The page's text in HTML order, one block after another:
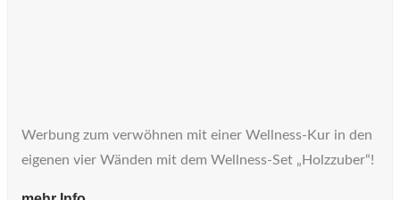
Werbung zum verwöhnen mit einer Wellness-Kur in den
eigenen vier Wänden mit dem Wellness-Set „Holzzuber“!